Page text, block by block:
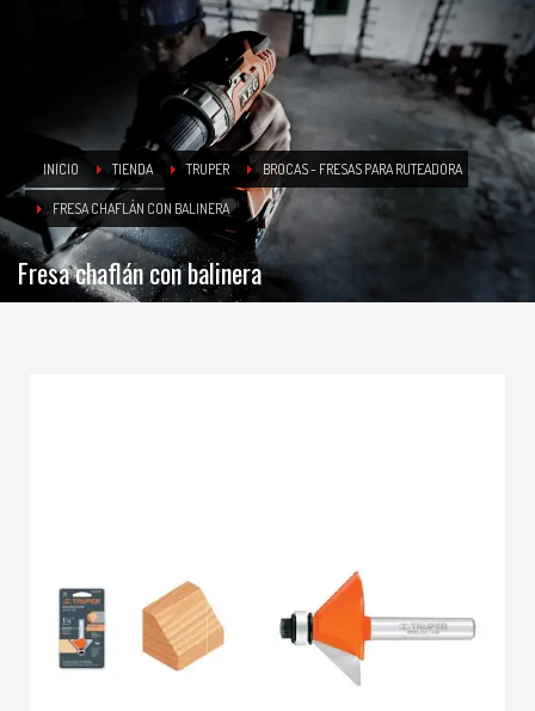
INICIO TIENDA TRUPER BROCAS - FRESAS PARA RUTEADORA
FRESA CHAFLÁN CON BALINERA
Fresa chaflán con balinera